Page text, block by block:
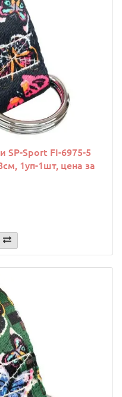
SP-Sport FI-6975-5
1уп-1шт, цена за